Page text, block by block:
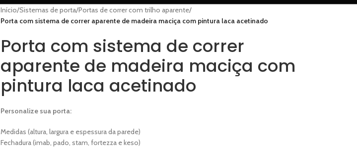
Início/Sistemas de porta/Portas de correr com trilho aparente/
Porta com sistema de correr aparente de madeira maciça com pintura laca acetinado
Porta com sistema de correr
aparente de madeira maciça com
pintura laca acetinado
Personalize sua porta:
Medidas (altura, largura e espessura da parede)
Fechadura (imab, pado, stam, fortezza e keso)